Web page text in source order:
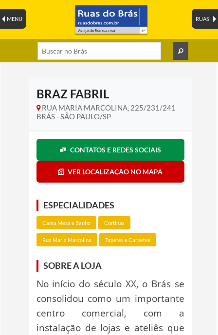
RUAS
MENU
BRAZ FABRIL
RUA MARIA MARCOLINA, 225/231/241
BRÁS - SÃO PAULO/SP
CONTATOS E REDES SOCIAIS
VER LOCALIZAÇÃO NO MAPA
ESPECIALIDADES
Cama,Mesa e Banho Cortinas
Rua Maria Marcolina Tapetes e Carpetes
SOBRE A LOJA
No início do século XX, o Brás se
consolidou como um importante
centro comercial, com a
instalação de lojas e ateliês que